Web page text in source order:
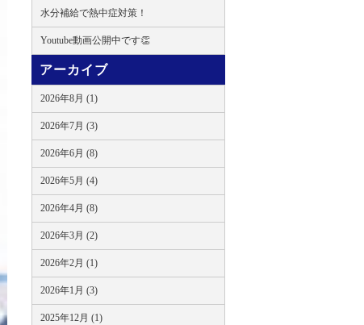
水分補給で熱中症対策！
Youtube動画公開中です👏
アーカイブ
2026年8月 (1)
2026年7月 (3)
2026年6月 (8)
2026年5月 (4)
2026年4月 (8)
2026年3月 (2)
2026年2月 (1)
2026年1月 (3)
2025年12月 (1)